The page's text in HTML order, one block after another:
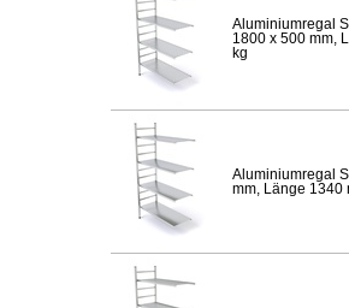
Aluminiumregal
1800 x 500 mm,
kg
Aluminiumregal
mm, Länge 1340